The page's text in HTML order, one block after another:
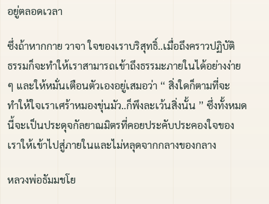
อยู่ตลอดเวลา
ซึ่งถ้าหากกาย วาจา ใจของเราบริสุทธิ์..เมื่อถึงคราวปฏิบัติ
ธรรมก็จะทำให้เราสามารถเข้าถึงธรรมะภายในได้อย่างง่าย
ๆ และให้หมั่นเตือนตัวเองอยู่เสมอว่า “ สิ่งใดก็ตามที่จะ
ทำให้ใจเราเศร้าหมองขุ่นมัว..ก็พึงละเว้นสิ่งนั้น ” ซึ่งทั้งหมด
นี้จะเป็นประดุจกัลยาณมิตรที่คอยประคับประคองใจของ
เราให้เข้าไปสู่ภายในและไม่หลุดจากกลางของกลาง
หลวงพ่อธัมมชโย